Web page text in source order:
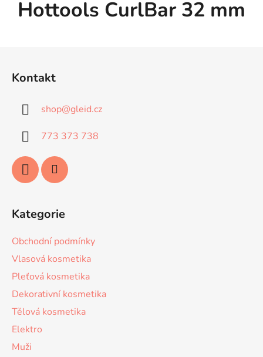
Hottools CurlBar 32 mm
Kontakt
shop@gleid.cz
773 373 738
Kategorie
Obchodní podmínky
Vlasová kosmetika
Pleťová kosmetika
Dekorativní kosmetika
Tělová kosmetika
Elektro
Muži